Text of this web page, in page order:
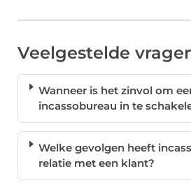
Veelgestelde
Wanneer is het zinvol om
incassobureau in te
Welke gevolgen heeft
relatie met een klant?